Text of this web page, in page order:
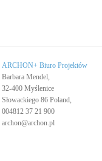
ARCHON+ Biuro Projektów
Barbara Mendel,
32-400 Myślenice
Słowackiego 86 Poland,
004812 37 21 900
archon@archon.pl